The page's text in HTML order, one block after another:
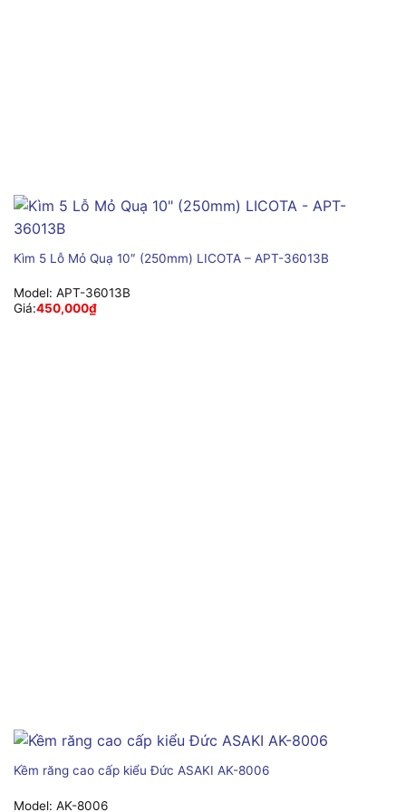
Kìm 5 Lỗ Mỏ Quạ 10″ (250mm) LICOTA – APT-36013B
Model: APT-36013B
Giá:450,000₫
Kềm răng cao cấp kiểu Đức ASAKI AK-8006
Model: AK-8006